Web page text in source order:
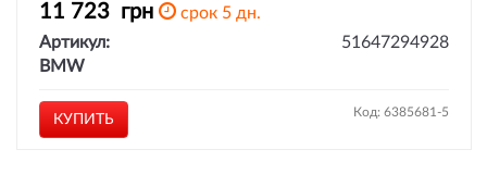
11 723 грн
срок 5 дн.
Артикул:
51647294928
BMW
КУПИТЬ Код: 6385681-5